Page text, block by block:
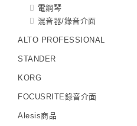
電鋼琴
混音器/錄音介面
ALTO PROFESSIONAL
STANDER
KORG
FOCUSRITE錄音介面
Alesis商品